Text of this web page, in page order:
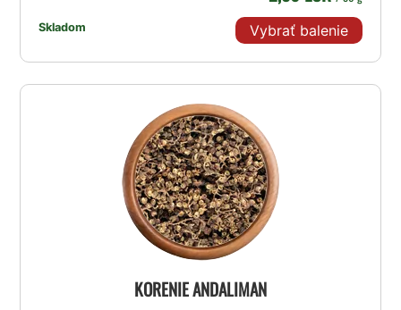
Skladom Vybrať balenie
KORENIE ANDALIMAN